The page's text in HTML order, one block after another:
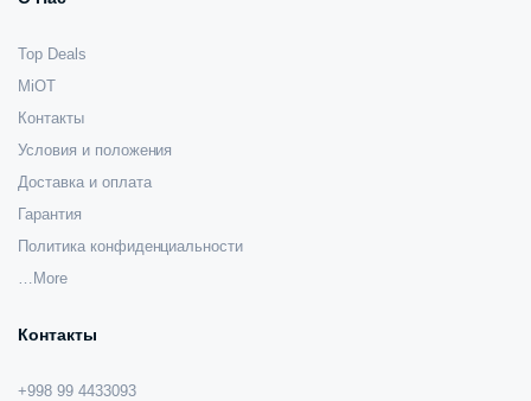
Top Deals
MiOT
Контакты
Условия и положения
Доставка и оплата
Гарантия
Политика конфиденциальности
…More
Контакты
+998 99 4433093